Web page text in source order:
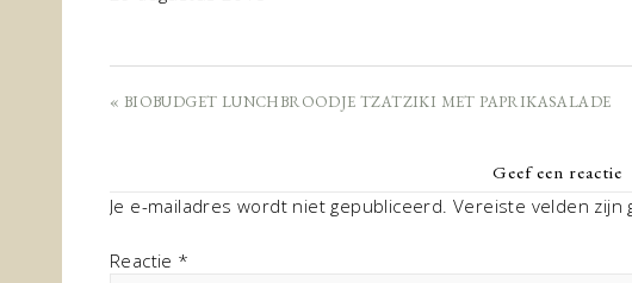
« BIOBUDGET LUNCHBROODJE TZATZIKI MET PAPRIKASALADE
Geef een reactie
Je e-mailadres wordt niet gepubliceerd. Vereiste velden zijn
Reactie *